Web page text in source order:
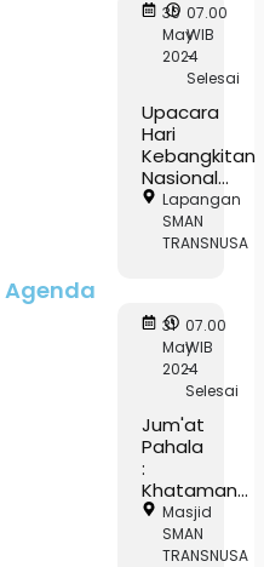
Agenda
30
May
2024
07.00
WIB
-
Selesai
Upacara
Hari
Kebangkitan
Nasional...
Lapangan
SMAN
TRANSNUSA
31
May
2024
07.00
WIB
-
Selesai
Jum'at
Pahala
:
Khataman...
Masjid
SMAN
TRANSNUSA